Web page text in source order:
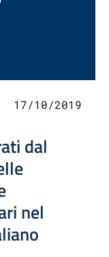
17/10/2019
dal
nel